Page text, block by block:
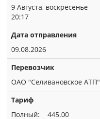
9 Августа, воскресенье
20:17
Дата отправления
09.08.2026
Перевозчик
ОАО "Селивановское АТП"
Тариф
Полный: 445.00